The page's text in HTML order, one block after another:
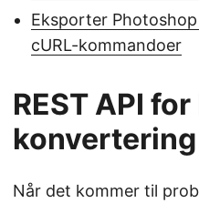
Eksporter
cURL-kommandoer
REST API
konvertering
Når det kommer til